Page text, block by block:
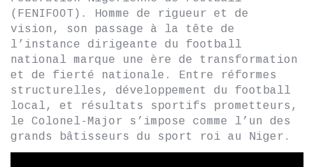
(FENIFOOT). Homme de rigueur et de
vision, son passage à la tête de
l’instance dirigeante du football
national marque une ère de transformation
et de fierté nationale. Entre réformes
structurelles, développement du football
local, et résultats sportifs prometteurs,
le Colonel-Major s’impose comme l’un des
grands bâtisseurs du sport roi au Niger.